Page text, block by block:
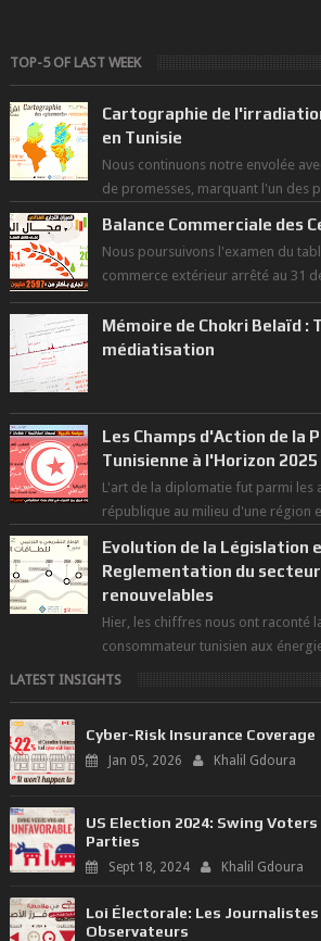
TOP-5 OF LAST WEEK
Cartographie de
en Tunisie
Nous continuons notre envolée
de promesses, marquant l'un des
Balance Commerciale des
Nous poursuivons l'examen du
commerce extérieur arrêté au 31
rendant compte de nos prouesses
Mémoire de Chokri Belaïd :
médiatisation
Les Champs d'Action de la
Tunisienne à l'Horizon 2025
L'art de la diplomatie fut parmi les
république au milieu d'une région
Evolution de la Législation
Reglementation du
renouvelables
Hier, les chiffres nous ont raconté
consommateur tunisien aux
dernières décennies ( ...
LATEST INSIGHTS
Cyber-Risk Insurance Coverage
Jan 05, 2026 Khalil Gdoura
US Election 2024: Swing
Parties
Sept 18, 2024 Khalil Gdoura
Loi Électorale: Les Journalistes
Observateurs